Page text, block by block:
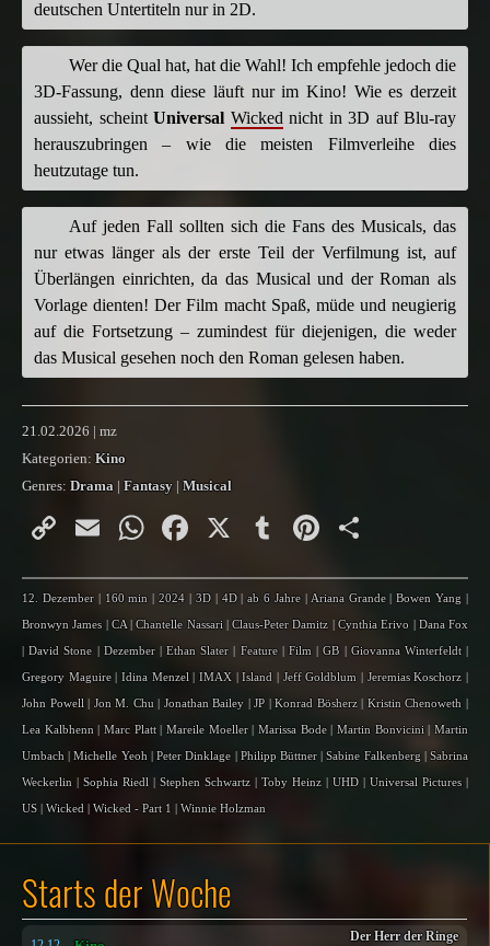
Starts der Woche
Der Herr der Ringe
deutschen Untertiteln nur in 2D.
Wer die Qual hat, hat die Wahl! Ich empfehle jedoch die
3D-Fassung, denn diese läuft nur im Kino! Wie es derzeit
aussieht, scheint Universal Wicked nicht in 3D auf Blu-ray
herauszubringen – wie die meisten Filmverleihe dies
heutzutage tun.
Auf jeden Fall sollten sich die Fans des Musicals, das
nur etwas länger als der erste Teil der Verfilmung ist, auf
Überlängen einrichten, da das Musical und der Roman als
Vorlage dienten! Der Film macht Spaß, müde und neugierig
auf die Fortsetzung – zumindest für diejenigen, die weder
das Musical gesehen noch den Roman gelesen haben.
21.02.2026 | mz
Kategorien: Kino
Genres: Drama | Fantasy | Musical
CopyEmailWhatsApp
Facebook
X TumblrPinterest
12. Dezember| 160 min |2024 | 3D|4D|ab 6 Jahre | Ariana Grande|Bowen Yang |
Bronwyn James | CA|Chantelle Nassari|Claus-Peter Damitz |Cynthia Erivo | Dana Fox
|David Stone | Dezember|Ethan Slater | Feature| Film |GB| Giovanna Winterfeldt|
Gregory Maguire|Idina Menzel |IMAX |Island | Jeff Goldblum | Jeremias Koschorz |
John Powell | Jon M. Chu | Jonathan Bailey |JP |Konrad Bösherz| Kristin Chenoweth |
Lea Kalbhenn |Marc Platt|Mareile Moeller|Marissa Bode|Martin Bonvicini|Martin
Umbach |Michelle Yeoh |Peter Dinklage | Philipp Büttner|Sabine Falkenberg|Sabrina
Weckerlin | Sophia Riedl | Stephen Schwartz | Toby Heinz | UHD | Universal Pictures |
US | Wicked | Wicked - Part 1 | Winnie Holzman